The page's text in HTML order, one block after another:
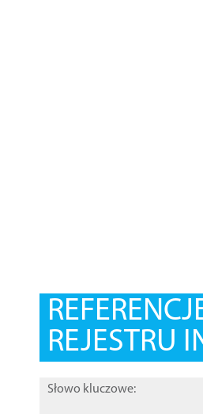
REJESTRU
Słowo kluczowe: